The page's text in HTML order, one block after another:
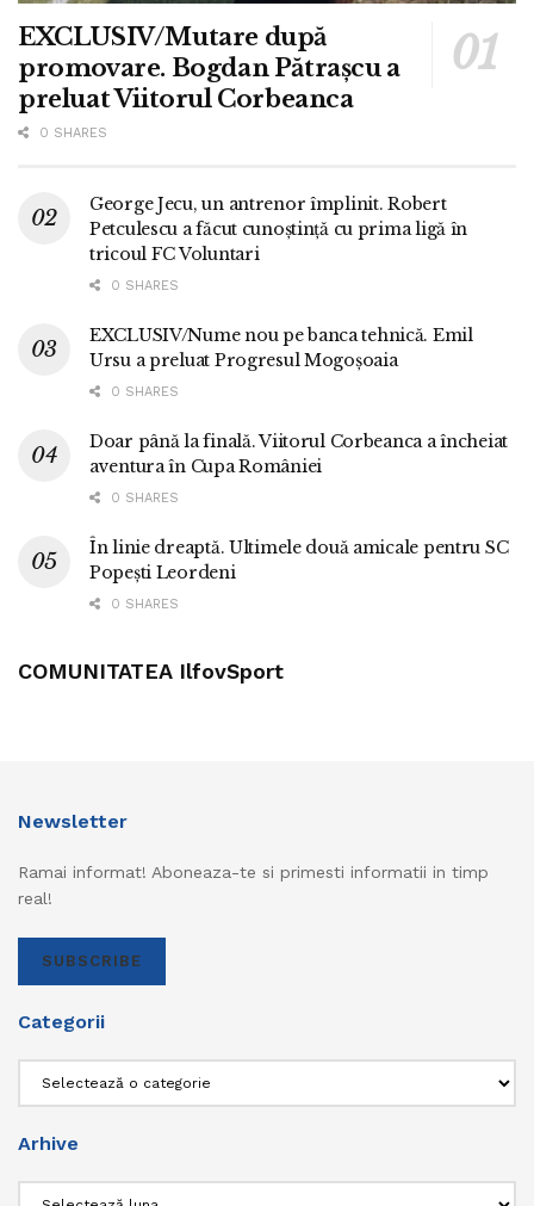
EXCLUSIV/Mutare după
promovare. Bogdan Pătrașcu a
preluat Viitorul Corbeanca
0 SHARES
George Jecu, un antrenor împlinit. Robert
Petculescu a făcut cunoștință cu prima ligă în
tricoul FC Voluntari
0 SHARES
EXCLUSIV/Nume nou pe banca tehnică. Emil
Ursu a preluat Progresul Mogoșoaia
0 SHARES
Doar până la finală. Viitorul Corbeanca a încheiat
aventura în Cupa României
0 SHARES
În linie dreaptă. Ultimele două amicale pentru SC
Popești Leordeni
0 SHARES
COMUNITATEA IlfovSport
Newsletter
Ramai informat! Aboneaza-te si primesti informatii in timp
real!
SUBSCRIBE
Categorii
Arhive